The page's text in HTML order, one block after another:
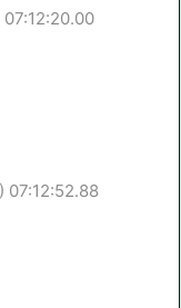
07:12:52.88